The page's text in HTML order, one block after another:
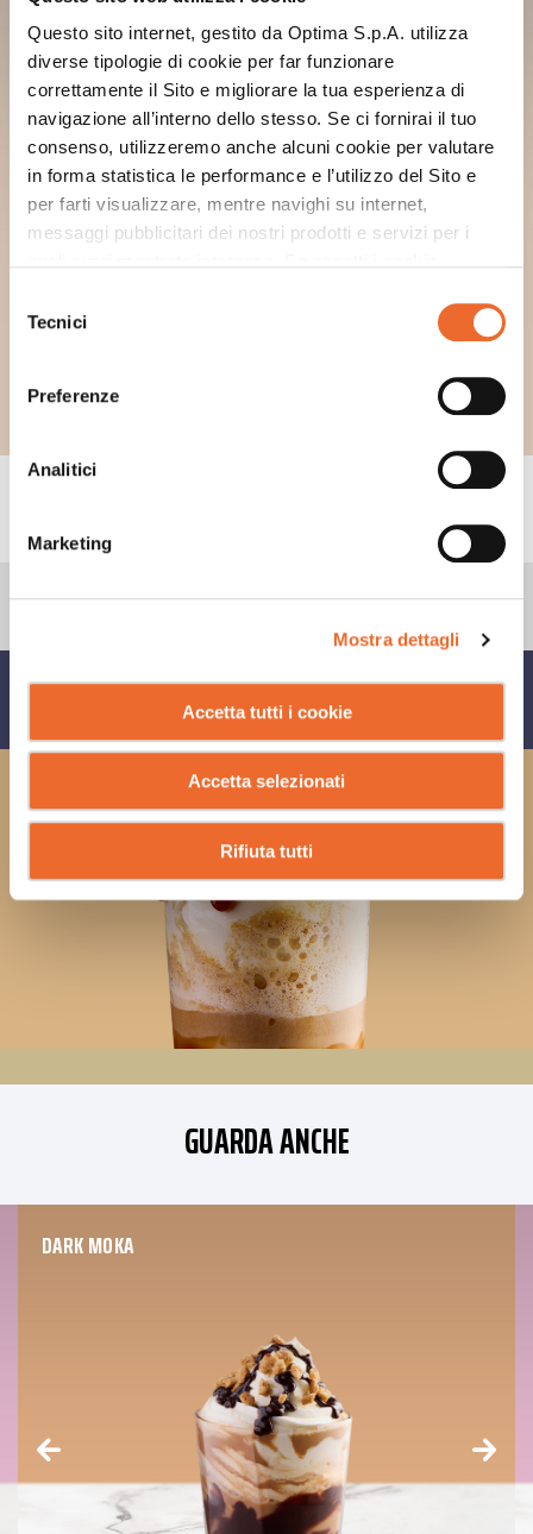
Questo sito internet, gestito da Optima S.p.A. utilizza
diverse tipologie di cookie per far funzionare
correttamente il Sito e migliorare la tua esperienza di
navigazione all’interno dello stesso. Se ci fornirai il tuo
consenso, utilizzeremo anche alcuni cookie per valutare
in forma statistica le performance e l’utilizzo del Sito e
per farti visualizzare, mentre navighi su internet,
messaggi pubblicitari dei nostri prodotti e servizi per i
delTecnici
Preferenze
Analitici
Marketing
Mostra dettagli
Accetta tutti i cookie
Accetta selezionati
Rifiuta tutti
GUARDA ANCHE
DARK MOKA